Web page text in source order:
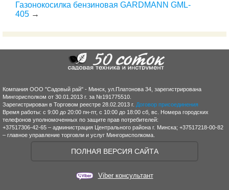
Газонокосилка бензиновая GARDMANN GML-
405 →
Компания ООО "Садовый рай" - Минск, ул.Платонова 34, зарегистрирована
Мингорисполком от 30.01.2013 г. за №191775510.
Зарегистрирован в Торговом реестре 28.02.2013 г. Договор присоединения
Время работы: с 9:00 до 20:00 пн-пт, с 10:00 до 18:00 сб, вс. Номера городских
телефонов уполномоченных по защите прав потребителей:
+37517306-42-65 – администрация Центрального района г. Минска; +37517218-00-82
– главное управление торговли и услуг Мингорисполкома.
ПОЛНАЯ ВЕРСИЯ САЙТА
Viber консультант